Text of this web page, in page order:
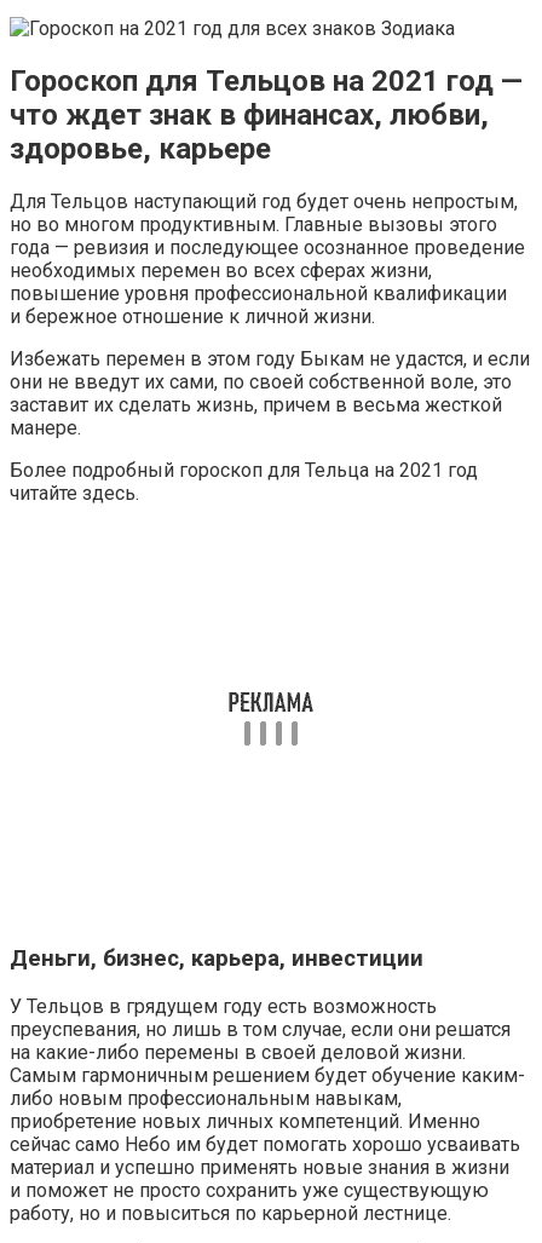
Гороскоп для Тельцов на 2021 год —
что ждет знак в финансах, любви,
здоровье, карьере
Для Тельцов наступающий год будет очень непростым,
но во многом продуктивным. Главные вызовы этого
года — ревизия и последующее осознанное проведение
необходимых перемен во всех сферах жизни,
повышение уровня профессиональной квалификации
и бережное отношение к личной жизни.
Избежать перемен в этом году Быкам не удастся, и если
они не введут их сами, по своей собственной воле, это
заставит их сделать жизнь, причем в весьма жесткой
манере.
Более подробный гороскоп для Тельца на 2021 год
читайте здесь.
Деньги, бизнес, карьера, инвестиции
У Тельцов в грядущем году есть возможность
преуспевания, но лишь в том случае, если они решатся
на какие-либо перемены в своей деловой жизни.
Самым гармоничным решением будет обучение каким-
либо новым профессиональным навыкам,
приобретение новых личных компетенций. Именно
сейчас само Небо им будет помогать хорошо усваивать
материал и успешно применять новые знания в жизни
и поможет не просто сохранить уже существующую
работу, но и повыситься по карьерной лестнице.